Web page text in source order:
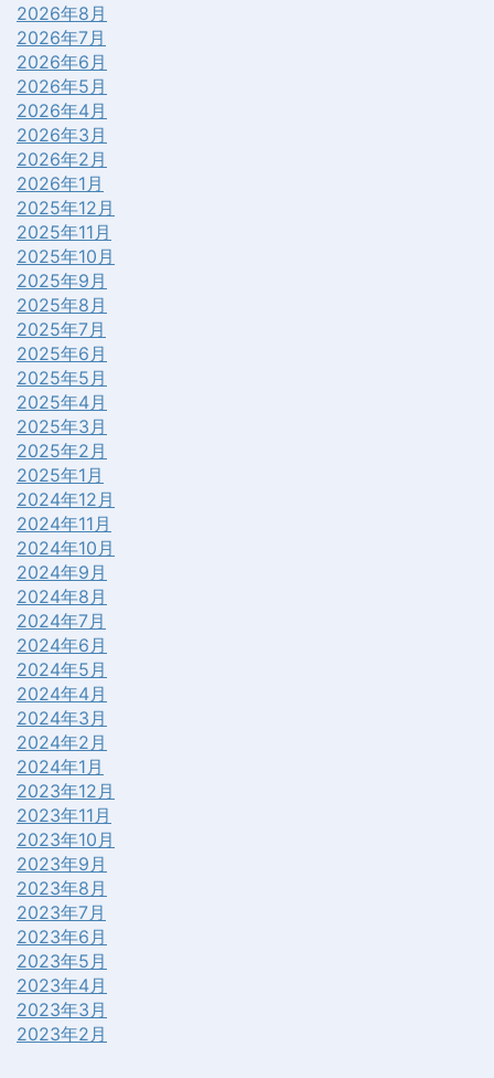
2026年8月
2026年7月
2026年6月
2026年5月
2026年4月
2026年3月
2026年2月
2026年1月
2025年12月
2025年11月
2025年10月
2025年9月
2025年8月
2025年7月
2025年6月
2025年5月
2025年4月
2025年3月
2025年2月
2025年1月
2024年12月
2024年11月
2024年10月
2024年9月
2024年8月
2024年7月
2024年6月
2024年5月
2024年4月
2024年3月
2024年2月
2024年1月
2023年12月
2023年11月
2023年10月
2023年9月
2023年8月
2023年7月
2023年6月
2023年5月
2023年4月
2023年3月
2023年2月